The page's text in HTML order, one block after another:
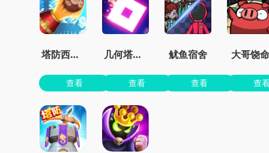
塔防西游记
查看
几何塔防内置菜单版
查看
鱿鱼宿舍
查看
大哥饶命
查